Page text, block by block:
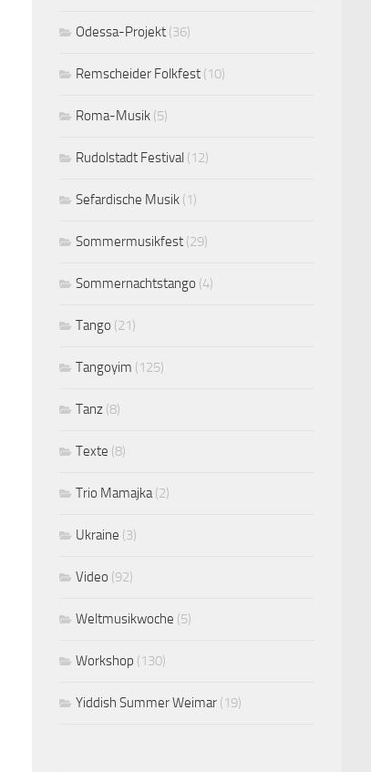
Odessa-Projekt (36)
Remscheider Folkfest (10)
Roma-Musik (5)
Rudolstadt Festival (12)
Sefardische Musik (1)
Sommermusikfest (29)
Sommernachtstango (4)
Tango (21)
Tangoyim (125)
Tanz (8)
Texte (8)
Trio Mamajka(2)
Ukraine (3)
Video (92)
Weltmusikwoche (5)
Workshop (130)
Yiddish Summer Weimar (19)